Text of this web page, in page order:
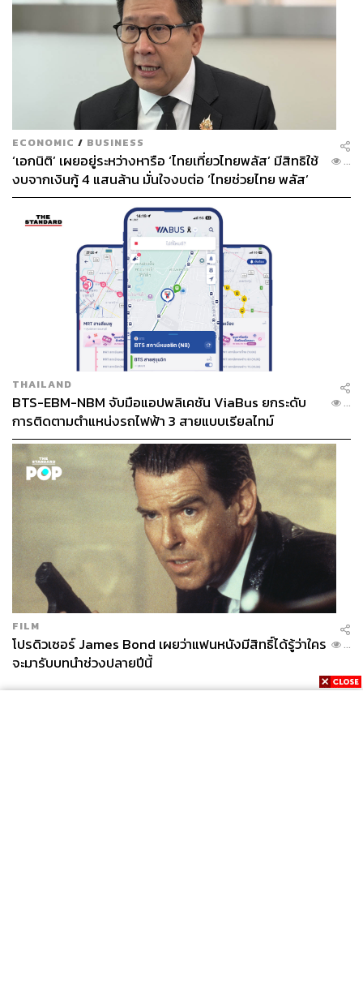
ECONOMIC / BUSINESS
‘เอกนิติ’ เผยอยู่ระหว่างหารือ ‘ไทยเที่ยวไทยพลัส’ มีสิทธิใช้
งบจากเงินกู้ 4 แสนล้าน มั่นใจงบต่อ ‘ไทยช่วยไทย พลัส’
เฟส 2 มีเพียงพอ
...
THAILAND
BTS-EBM-NBM จับมือแอปพลิเคชัน ViaBus ยกระดับ
การติดตามตำแหน่งรถไฟฟ้า 3 สายแบบเรียลไทม์
...
FILM
โปรดิวเซอร์ James Bond เผยว่าแฟนหนังมีสิทธิ์ได้รู้ว่าใคร
จะมารับบทนำช่วงปลายปีนี้
...